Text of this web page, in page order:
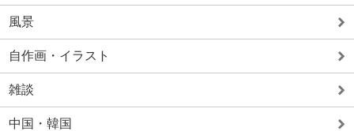
風景
自作画・イラスト
雑談
中国・韓国